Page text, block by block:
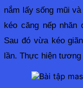
nắm lấy sống mũi
kéo căng nếp nhăn
Sau đó vừa kéo
lần. Thực hiện